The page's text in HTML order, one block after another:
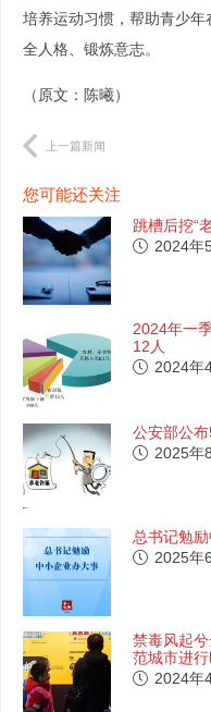
培养运动习惯，帮助青少
全人格、锻炼意志。
（原文：陈曦）
上一篇新闻
您可能还关注
跳槽后挖“
2024年
2024年一
12人
2024年
公安部公
2025年
总书记勉
2025年
禁毒风起
范城市进
2024年